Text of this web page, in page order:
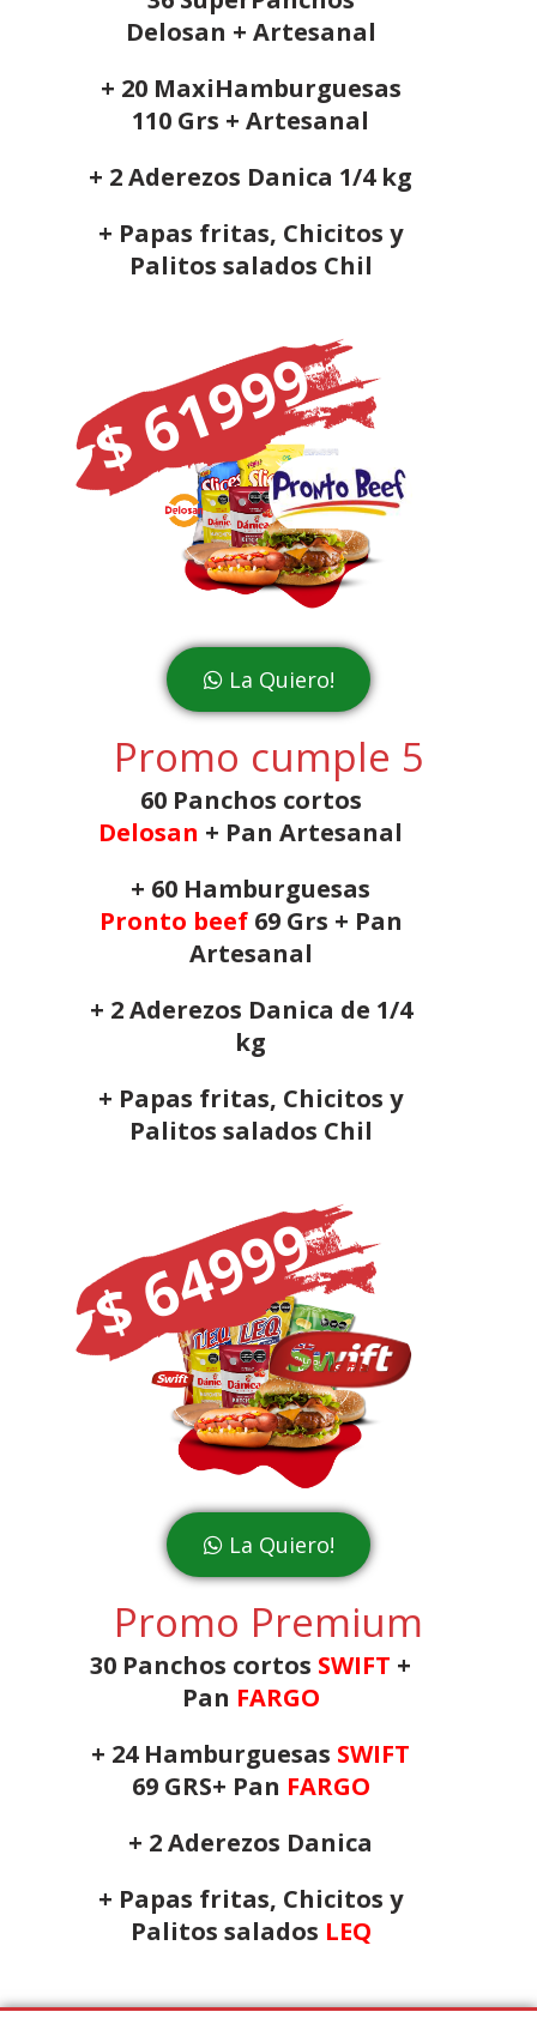
Delosan + Artesanal
+ 20 MaxiHamburguesas
110 Grs + Artesanal
+ 2 Aderezos Danica 1/4 kg
+ Papas fritas, Chicitos y
Palitos salados Chil
$ 61999
La Quiero!
Promo cumple 5
60 Panchos cortos
Delosan + Pan Artesanal
+ 60 Hamburguesas
Pronto beef69 Grs + Pan
Artesanal
+ 2 Aderezos Danica de 1/4
kg
+ Papas fritas, Chicitos y
Palitos salados Chil
$ 64999
La Quiero!
Promo Premium
30 Panchos cortos SWIFT +
Pan FARGO
+ 24 Hamburguesas SWIFT
69 GRS+ Pan FARGO
+ 2 Aderezos Danica
+ Papas fritas, Chicitos y
Palitos salados LEQ